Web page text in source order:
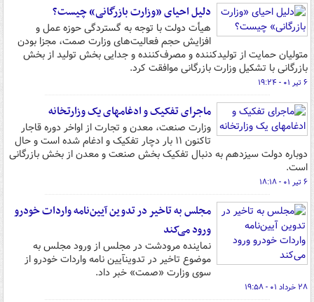
دلیل احیای «وزارت بازرگانی» چیست؟
هیأت دولت با توجه به گستردگی حوزه عمل و
افزایش حجم فعالیت‌های وزارت صمت، مجزا بودن
متولیان حمایت از تولیدکننده و مصرف‌کننده و جدایی بخش تولید از بخش
بازرگانی با تشکیل وزارت بازرگانی موافقت کرد.
۶ تیر ۰۱ - ۱۹:۲۴
ماجرای تفکیک و ادغامهای یک وزارتخانه
وزارت صنعت، معدن و تجارت از اواخر دوره قاجار
تاکنون ۱۱ بار دچار تفکیک و ادغام شده است و حال
دوباره دولت سیزدهم به دنبال تفکیک بخش صنعت و معدن از بخش بازرگانی
است.
۶ تیر ۰۱ - ۱۸:۱۸
مجلس به تاخیر در تدوین آیین‌نامه واردات خودرو
ورود می‌کند
نماینده مرودشت در مجلس از ورود مجلس به
موضوع تاخیر در تدوینآیین نامه واردات خودرو از
سوی وزارت «صمت» خبر داد.
۲۸ خرداد ۰۱ - ۱۹:۵۸